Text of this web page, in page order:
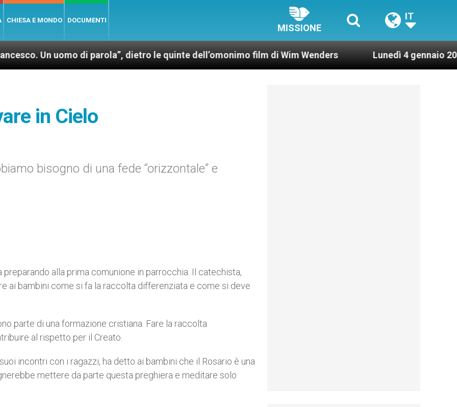
CHIESA E MONDO DOCUMENTI
MISSIONE
IT
uomo di parola”, dietro le quinte dell’omonimo film di Wim Wenders Lunedì 4 gennaio 2021:
in Cielo
bisogno di una fede “orizzontale” e
alla prima comunione in parrocchia. Il catechista,
ai bambini come si fa la raccolta differenziata e come si deve
parte di una formazione cristiana. Fare la raccolta
al rispetto per il Creato.
incontri con i ragazzi, ha detto ai bambini che il Rosario è una
mettere da parte questa preghiera e meditare solo